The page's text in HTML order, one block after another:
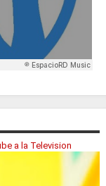
a la Television